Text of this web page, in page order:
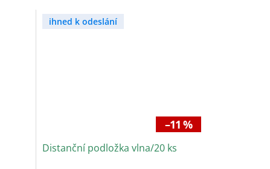
ihned k odeslání
–11 %
Distanční podložka vlna/20 ks